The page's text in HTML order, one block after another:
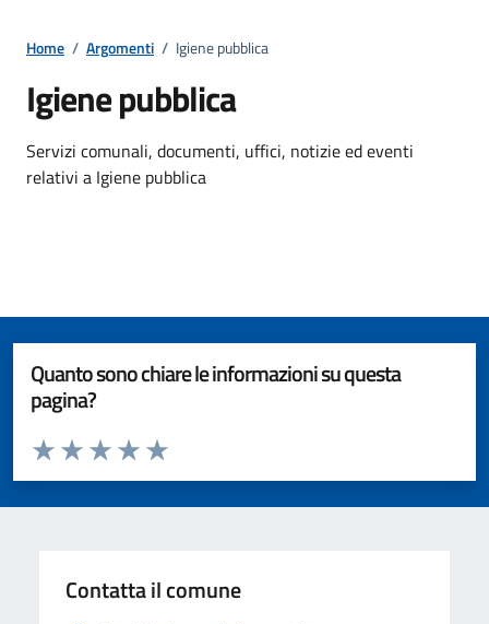
Home / Argomenti / Igiene pubblica
Igiene pubblica
Dettagli della notizia
Servizi comunali, documenti, uffici, notizie ed eventi
relativi a Igiene pubblica
Quanto sono chiare le informazioni su questa
pagina?
Valuta da 1 a 5 stelle la pagina
Valuta 5 stelle su 5
Valuta 4 stelle su 5
Valuta 3 stelle su 5
Valuta 2 stelle su 5
Valuta 1 stelle su 5
Contatta il comune